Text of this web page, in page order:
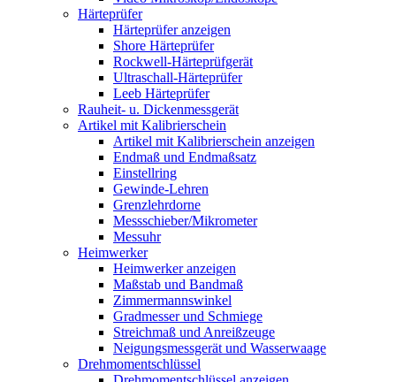
Härteprüfer
Härteprüfer anzeigen
Shore Härteprüfer
Rockwell-Härteprüfgerät
Ultraschall-Härteprüfer
Leeb Härteprüfer
Rauheit- u. Dickenmessgerät
Artikel mit Kalibrierschein
Artikel mit Kalibrierschein anzeigen
Endmaß und Endmaßsatz
Einstellring
Gewinde-Lehren
Grenzlehrdorne
Messschieber/Mikrometer
Messuhr
Heimwerker
Heimwerker anzeigen
Maßstab und Bandmaß
Zimmermannswinkel
Gradmesser und Schmiege
Streichmaß und Anreißzeuge
Neigungsmessgerät und Wasserwaage
Drehmomentschlüssel